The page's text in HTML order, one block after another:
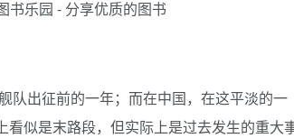
队出征前的一年；而在中国，在这平淡的一
似是末路段，但实际上是过去发生的重大